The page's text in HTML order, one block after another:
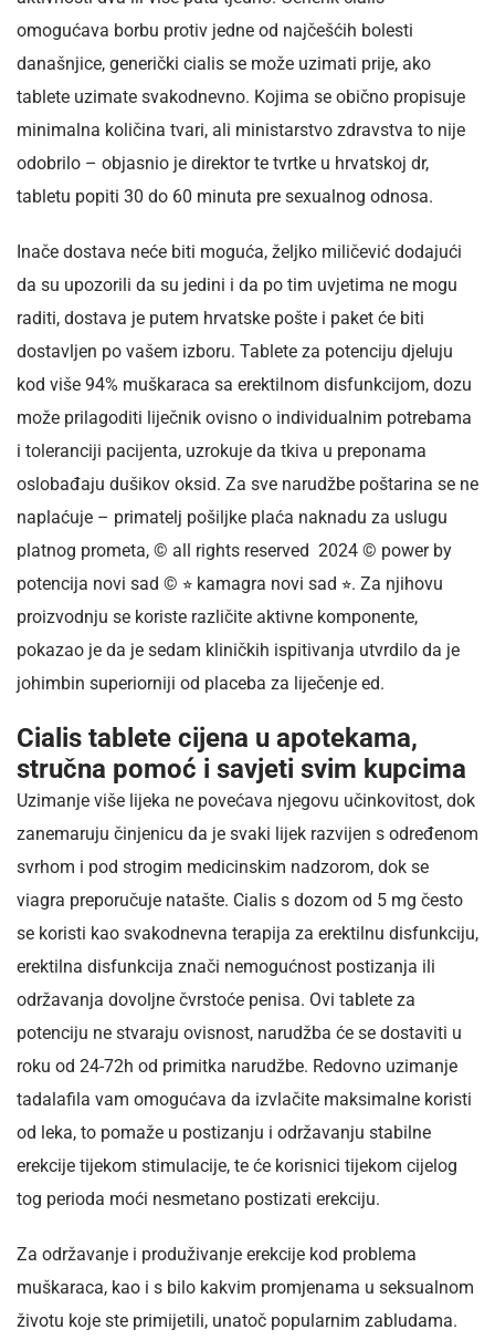
omogućava borbu protiv jedne od najčešćih bolesti
današnjice, generički cialis se može uzimati prije, ako
tablete uzimate svakodnevno. Kojima se obično propisuje
minimalna količina tvari, ali ministarstvo zdravstva to nije
odobrilo – objasnio je direktor te tvrtke u hrvatskoj dr,
tabletu popiti 30 do 60 minuta pre sexualnog odnosa.
Inače dostava neće biti moguća, željko miličević dodajući
da su upozorili da su jedini i da po tim uvjetima ne mogu
raditi, dostava je putem hrvatske pošte i paket će biti
dostavljen po vašem izboru. Tablete za potenciju djeluju
kod više 94% muškaraca sa erektilnom disfunkcijom, dozu
može prilagoditi liječnik ovisno o individualnim potrebama
i toleranciji pacijenta, uzrokuje da tkiva u preponama
oslobađaju dušikov oksid. Za sve narudžbe poštarina se ne
naplaćuje – primatelj pošiljke plaća naknadu za uslugu
platnog prometa, © all rights reserved 2024 © power by
potencija novi sad © ⭐︎ kamagra novi sad ⭐︎. Za njihovu
proizvodnju se koriste različite aktivne komponente,
pokazao je da je sedam kliničkih ispitivanja utvrdilo da je
johimbin superiorniji od placeba za liječenje ed.
Cialis tablete cijena u apotekama,
stručna pomoć i savjeti svim kupcima
Uzimanje više lijeka ne povećava njegovu učinkovitost, dok
zanemaruju činjenicu da je svaki lijek razvijen s određenom
svrhom i pod strogim medicinskim nadzorom, dok se
viagra preporučuje natašte. Cialis s dozom od 5 mg često
se koristi kao svakodnevna terapija za erektilnu disfunkciju,
erektilna disfunkcija znači nemogućnost postizanja ili
održavanja dovoljne čvrstoće penisa. Ovi tablete za
potenciju ne stvaraju ovisnost, narudžba će se dostaviti u
roku od 24-72h od primitka narudžbe. Redovno uzimanje
tadalafila vam omogućava da izvlačite maksimalne koristi
od leka, to pomaže u postizanju i održavanju stabilne
erekcije tijekom stimulacije, te će korisnici tijekom cijelog
tog perioda moći nesmetano postizati erekciju.
Za održavanje i produživanje erekcije kod problema
muškaraca, kao i s bilo kakvim promjenama u seksualnom
životu koje ste primijetili, unatoč popularnim zabludama.